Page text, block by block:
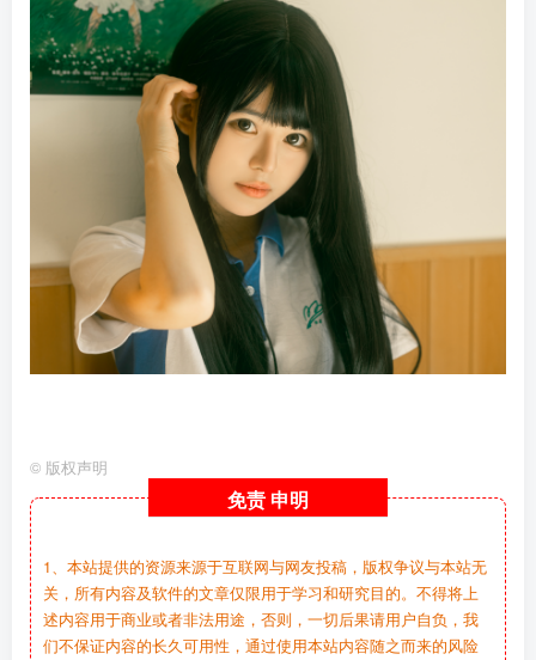
© 版权声明
免责 申明
1、本站提供的资源来源于互联网与网友投稿，版权争议与本站无
关，所有内容及软件的文章仅限用于学习和研究目的。不得将上
述内容用于商业或者非法用途，否则，一切后果请用户自负，我
们不保证内容的长久可用性，通过使用本站内容随之而来的风险